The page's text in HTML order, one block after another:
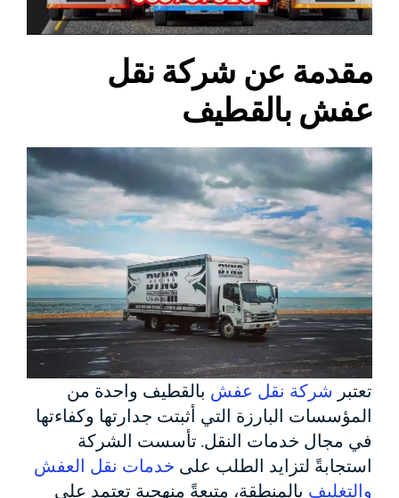
مقدمة عن شركة نقل
عفش بالقطيف
تعتبر شركة نقل عفش بالقطيف واحدة من
المؤسسات البارزة التي أثبتت جدارتها وكفاءتها
في مجال خدمات النقل. تأسست الشركة
استجابةً لتزايد الطلب على خدمات نقل العفش
والتغليف بالمنطقة، متبعةً منهجية تعتمد على